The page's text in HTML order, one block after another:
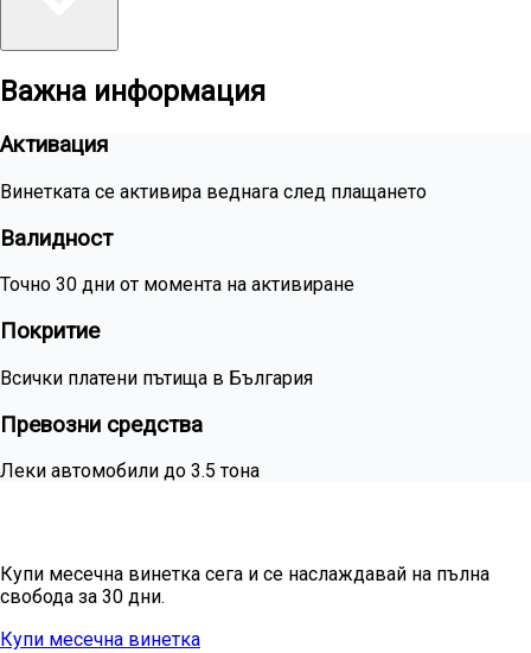
Важна информация
Активация
Винетката се активира веднага след плащането
Валидност
Точно 30 дни от момента на активиране
Покритие
Всички платени пътища в България
Превозни средства
Леки автомобили до 3.5 тона
Купи месечна винетка сега и се наслаждавай на пълна
свобода за 30 дни.
Купи месечна винетка